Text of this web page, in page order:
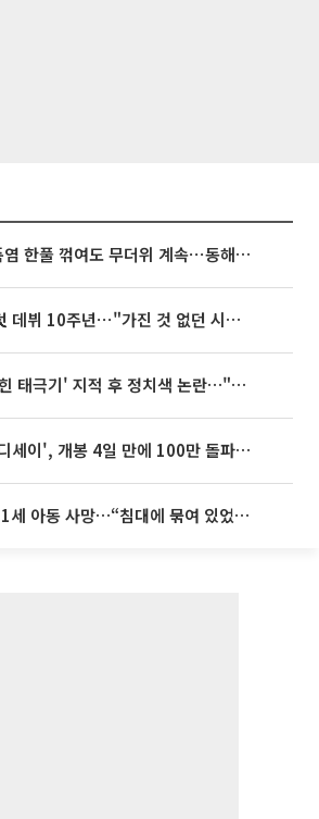
[내일 날씨] 폭염 한풀 꺾여도 무더위 계속⋯동해안 이틀 연속 비
임영웅, 어느덧 데뷔 10주년⋯"가진 것 없던 시절, 내 앞엔 20명의 팬뿐"
김희철, '뒤집힌 태극기' 지적 후 정치색 논란…"좌우 떠나 우리나라 국기"
놀란 감독 '오디세이', 개봉 4일 만에 100만 돌파⋯'왕사남' 보다 빠르다
천안 교회서 11세 아동 사망…“침대에 묶여 있었다” 진술 확보